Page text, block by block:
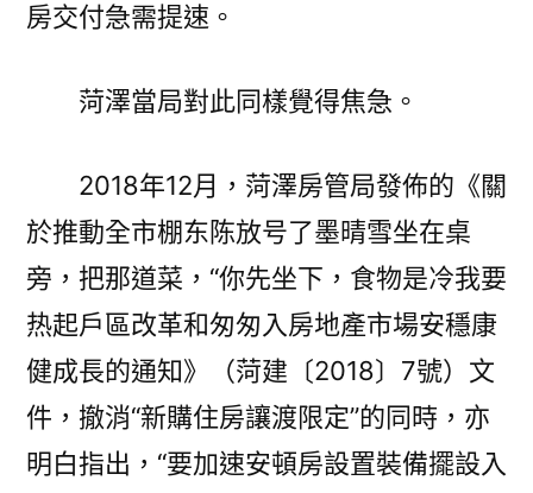
房交付急需提速。
菏澤當局對此同樣覺得焦急。
2018年12月，菏澤房管局發佈的《關
於推動全市棚东陈放号了墨晴雪坐在桌
旁，把那道菜，“你先坐下，食物是冷我要
热起戶區改革和匆匆入房地產市場安穩康
健成長的通知》（菏建〔2018〕7號）文
件，撤消“新購住房讓渡限定”的同時，亦
明白指出，“要加速安頓房設置裝備擺設入